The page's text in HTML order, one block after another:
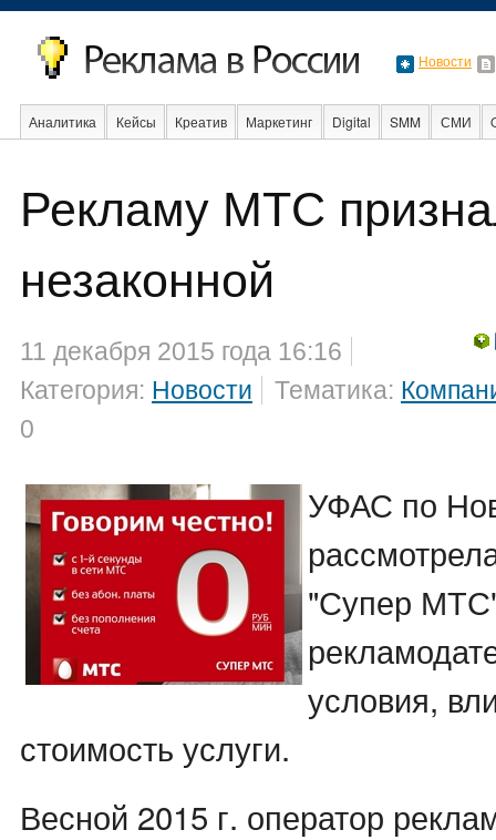
Новости
Аналитика Кейсы Креатив Маркетинг Digital SMM СМИ
Образование Социальная реклама
Рекламу МТС
незаконной
11 декабря 2015 года 16:16
Категория: Новости Тематика:
0
УФАС по
"Супер
условия,
стоимость услуги.
Весной 2015 г. оператор